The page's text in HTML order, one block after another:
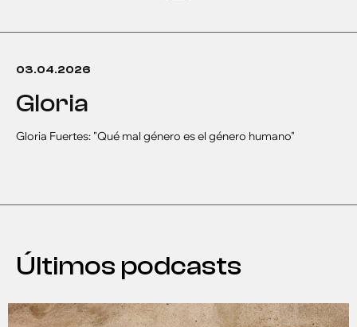
03.04.2026
gloria
Gloria Fuertes: "Qué mal género es el género humano"
Últimos podcasts